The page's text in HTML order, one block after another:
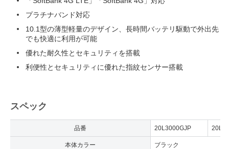
プラチナバンド対応
10.1型の薄型軽量のデザイン、長時間バッテリ駆動で外出先
でも快適に利用が可能
優れた耐久性とセキュリティを搭載
利便性とセキュリティに優れた指紋センサー搭載
スペック
品番 20L3000GJP
本体カラー ブラック